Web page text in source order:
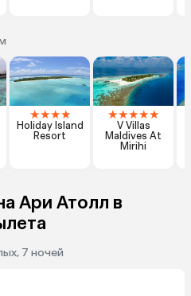
★★★★
Holiday Island
Resort
★★★★★
V Villas
Maldives At
Mirihi
Ари Атолл в
7 ночей